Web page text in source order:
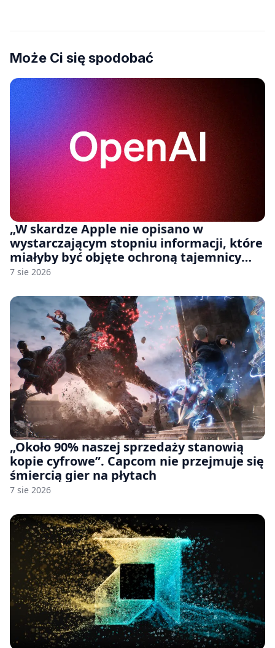
Może Ci się spodobać
„W skardze Apple nie opisano w
wystarczającym stopniu informacji, które
miałyby być objęte ochroną tajemnicy
handlowej”. OpenAI żąda odrzucenia
7 sie 2026
„Około 90% naszej sprzedaży stanowią
kopie cyfrowe”. Capcom nie przejmuje się
śmiercią gier na płytach
7 sie 2026